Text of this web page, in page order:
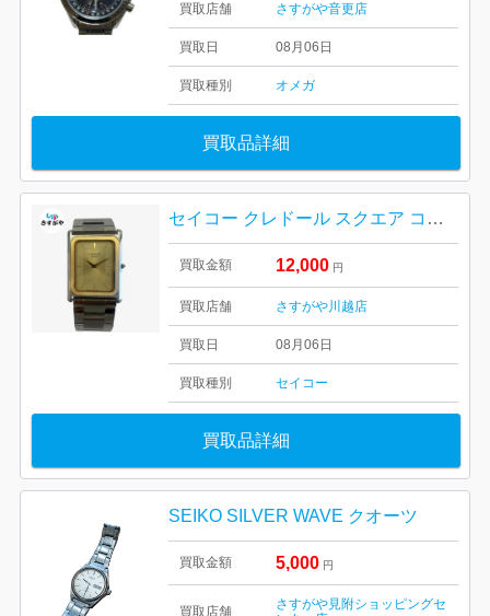
買取店舗 さすがや音更店
買取日 08月06日
買取種別 オメガ
買取品詳細
セイコー クレドール スクエア コンビ クォーツ
買取金額 12,000 円
買取店舗 さすがや川越店
買取日 08月06日
買取種別 セイコー
買取品詳細
SEIKO SILVER WAVE クオーツ
買取金額 5,000 円
買取店舗
さすがや見附ショッピングセ